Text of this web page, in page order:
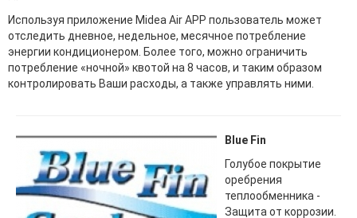
Используя приложение Midea Air APP пользователь может
отследить дневное, недельное, месячное потребление
энергии кондиционером. Более того, можно ограничить
потребление «ночной» квотой на 8 часов, и таким образом
контролировать Ваши расходы, а также управлять ними.
Blue Fin
Голубое покрытие
оребрения
теплообменника -
Защита от коррозии.